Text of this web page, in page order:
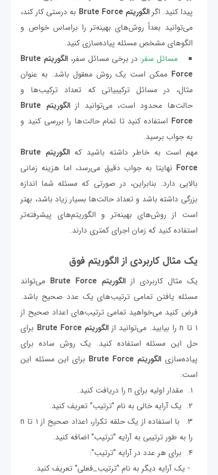
پیدا کنید. اگر الگوریتم Brute Force
به درستی کار کند،
می‌توانید بعداً روش‌های بهینه‌تر را براساس خواص و
الگوهای مشخص مسئله پیاده‌سازی کنید.
مسائل سفر: در برخی مسائل سفر،
الگوریتم Brute
Force ممکن است یک روش معقول باشد. به عنوان
مثال، در مسائل ترکیبیاتی که تعداد ترکیب‌ها و
حالت‌ها محدود است، می‌توانید از
الگوریتم Brute
Force استفاده کنید تا تمام حالت‌ها را بررسی کنید و
به جواب برسید.
مهم است به خاطر داشته باشید که
الگوریتم Brute
Force نهایتا به جواب دقیق می‌رسد، اما هزینه زمانی
بالایی دارد. بنابراین، در صورتی که مسئله شما اندازه
بزرگی داشته باشد و تعداد حالت‌ها بسیار زیاد باشد، بهتر
است از روش‌های بهینه‌تر و الگوریتم‌های پیشرفته‌تر
استفاده کنید که زمان اجرای کمتری دارند.
یک مثال کاربردی از الگوریتم فوق
یک مثال کاربردی از الگوریتم Brute Force
می‌تواند
مسئله یافتن تمامی ترتیب‌های یک عدد صحیح باشد.
فرض کنید می‌خواهید تمامی ترتیب‌های اعداد صحیح از
۱ تا n را بیابید. می‌توانید از
الگوریتم Brute Force
برای
حل این مسئله استفاده کنید. یک روش ساده برای
پیاده‌سازی الگوریتم Brute Force
برای این مسئله این
است:
مقدار اولیه برای n را دریافت کنید.
یک آرایه خالی به نام "ترتیب" تعریف کنید.
با استفاده از یک حلقه تکرار، اعداد صحیح از ۱ تا n
را به طور ترتیبی به آرایه "ترتیب" اضافه کنید.
برای هر عدد در آرایه "ترتیب":
- یک آرایه دیگر به نام "ترتیب_فعلی" تعریف کنید.